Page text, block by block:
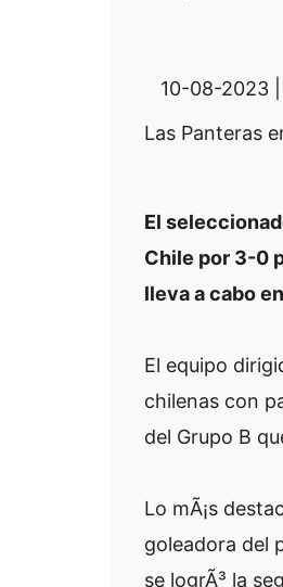
10-08-2023
Las Panteras
El
Chile por 3-0
lleva a cabo
El equipo
chilenas con
del Grupo B
Lo mÃ¡s
goleadora del
se logrÃ³ la